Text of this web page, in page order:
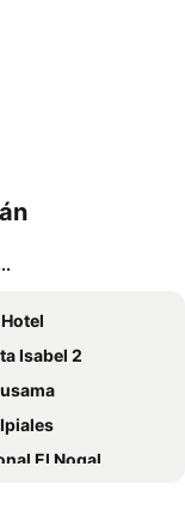
Isabel 2
El Nogal
Suite